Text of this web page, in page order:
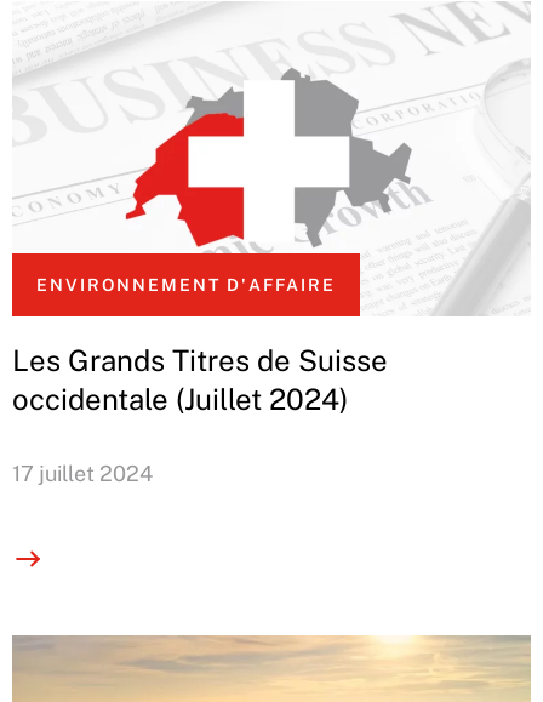
ENVIRONNEMENT D'AFFAIRE
Les Grands Titres de Suisse
occidentale (Juillet 2024)
17 juillet 2024